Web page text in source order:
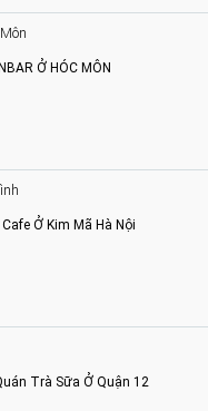
Ở HÓC MÔN
Ở Kim Mã Hà Nội
Trà Sữa Ở Quận 12